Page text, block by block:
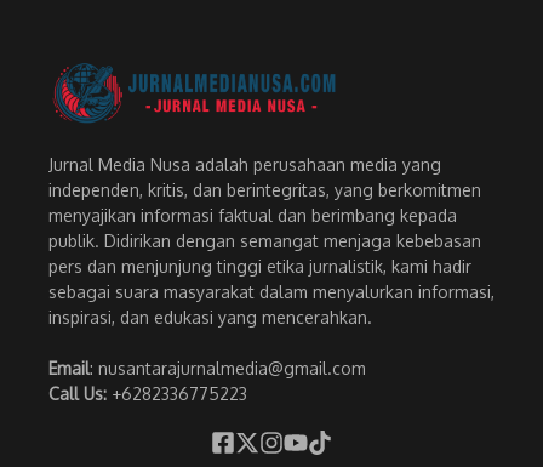
Jurnal Media Nusa adalah perusahaan media yang
independen, kritis, dan berintegritas, yang berkomitmen
menyajikan informasi faktual dan berimbang kepada
publik. Didirikan dengan semangat menjaga kebebasan
pers dan menjunjung tinggi etika jurnalistik, kami hadir
sebagai suara masyarakat dalam menyalurkan informasi,
inspirasi, dan edukasi yang mencerahkan.
Email: nusantarajurnalmedia@gmail.com
Call Us: +6282336775223